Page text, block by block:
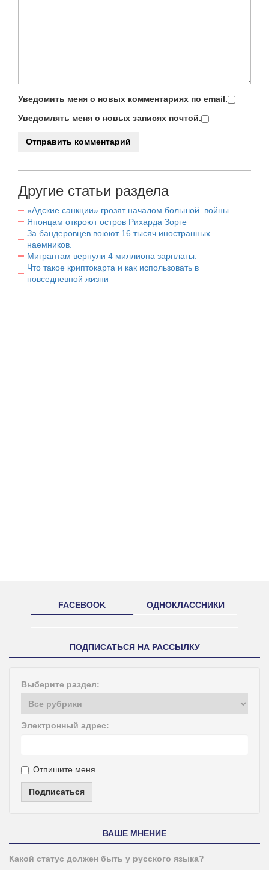
Уведомить меня о новых комментариях по email.
Уведомлять меня о новых записях почтой.
Другие статьи раздела
«Адские санкции» грозят началом большой войны
Японцам откроют остров Рихарда Зорге
За бандеровцев воюют 16 тысяч иностранных
наемников.
Мигрантам вернули 4 миллиона зарплаты.
Что такое криптокарта и как использовать в
повседневной жизни
FACEBOOK ОДНОКЛАССНИКИ
ПОДПИСАТЬСЯ НА РАССЫЛКУ
Выберите раздел:
Электронный адрес:
Отпишите меня
Подписаться
ВАШЕ МНЕНИЕ
Какой статус должен быть у русского языка?